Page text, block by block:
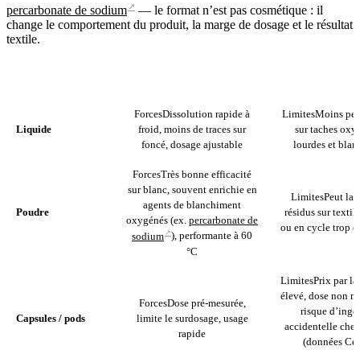
percarbonate de sodium ↗ — le format n’est pas cosmétique : il
change le comportement du produit, la marge de dosage et le résultat
textile.
Liquide
ForcesDissolution rapide à
froid, moins de traces sur
foncé, dosage ajustable
LimitesMoins
sur taches
lourdes et
Poudre
ForcesTrès bonne efficacité
sur blanc, souvent enrichie en
agents de blanchiment
oxygénés (ex. percarbonate de
sodium ↗), performante à 60
°C
LimitesPeut
résidus sur
ou en cycle trop
Capsules / pods
ForcesDose pré-mesurée,
limite le surdosage, usage
rapide
LimitesPrix par
élevé, dose non
risque
accidentelle
(données